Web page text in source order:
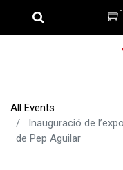
0
All Events
Inauguració de
de Pep Aguilar